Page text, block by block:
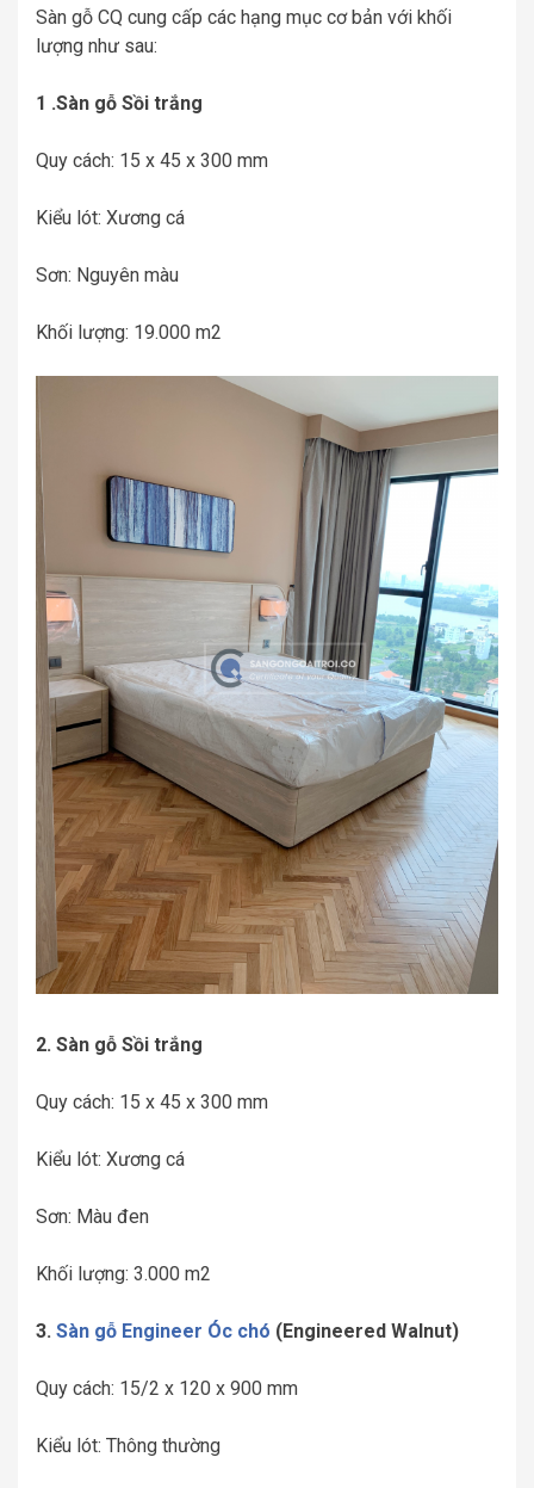
Sàn gỗ CQ cung cấp các hạng mục cơ bản với khối
lượng như sau:
1 .Sàn gỗ Sồi trắng
Quy cách: 15 x 45 x 300 mm
Kiểu lót: Xương cá
Sơn: Nguyên màu
Khối lượng: 19.000 m2
2. Sàn gỗ Sồi trắng
Quy cách: 15 x 45 x 300 mm
Kiểu lót: Xương cá
Sơn: Màu đen
Khối lượng: 3.000 m2
3. Sàn gỗ Engineer Óc chó (Engineered Walnut)
Quy cách: 15/2 x 120 x 900 mm
Kiểu lót: Thông thường